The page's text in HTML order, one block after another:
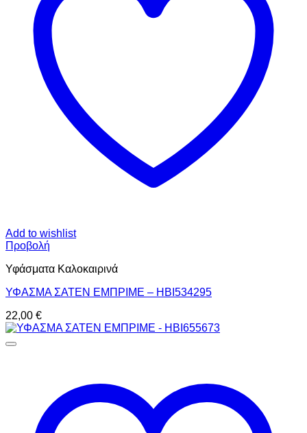
Add to wishlist
Προβολή
Υφάσματα Καλοκαιρινά
ΥΦΑΣΜΑ ΣΑΤΕΝ ΕΜΠΡΙΜΕ – HBI534295
22,00 €